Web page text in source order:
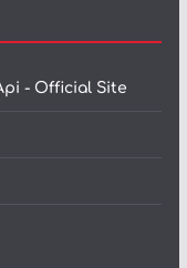
- Official Site